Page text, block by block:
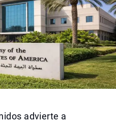
advierte a